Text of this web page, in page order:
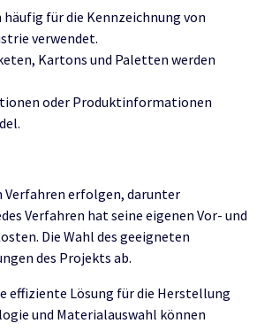
für die Kennzeichnung von
verwendet.
Kartons und Paletten werden
oder Produktinformationen
Verfahren erfolgen, darunter
Verfahren hat seine eigenen Vor- und
Die Wahl des geeigneten
des Projekts ab.
effiziente Lösung für die Herstellung
und Materialauswahl können